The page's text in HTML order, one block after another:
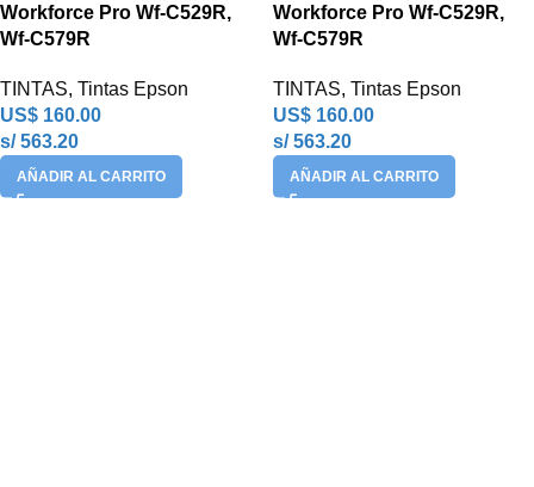
Workforce Pro Wf-C529R,
Wf-C579R
TINTAS, Tintas Epson
US$ 160.00
s/ 563.20
AÑADIR AL CARRITO
Workforce Pro Wf-C529R,
Wf-C579R
TINTAS, Tintas Epson
US$ 160.00
s/ 563.20
AÑADIR AL CARRITO